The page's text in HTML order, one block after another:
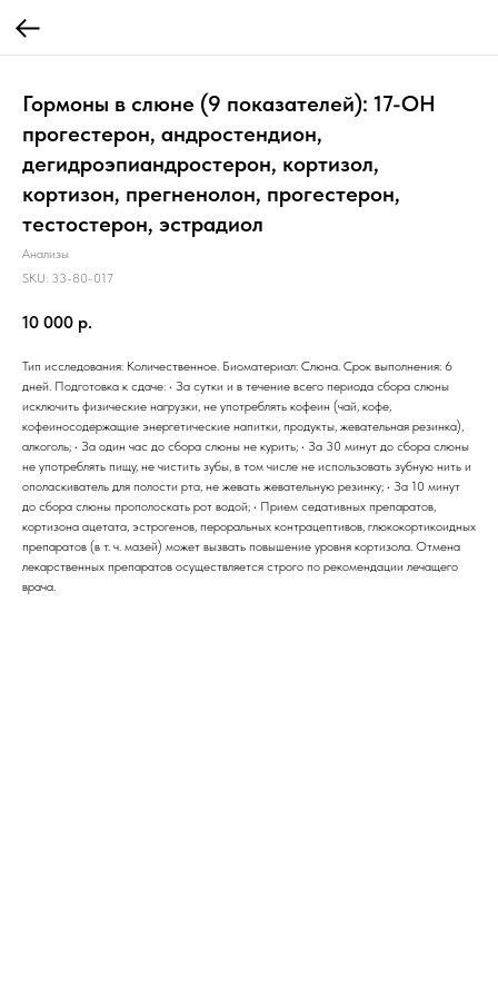
Гормоны в слюне (9 показателей): 17-OH
прогестерон, андростендион,
дегидроэпиандростерон, кортизол,
кортизон, прегненолон, прогестерон,
тестостерон, эстрадиол
Анализы
SKU: 33-80-017
10 000 р.
Тип исследования: Количественное. Биоматериал: Слюна. Срок выполнения: 6
дней. Подготовка к сдаче: • За сутки и в течение всего периода сбора слюны
исключить физические нагрузки, не употреблять кофеин (чай, кофе,
кофеиносодержащие энергетические напитки, продукты, жевательная резинка),
алкоголь; • За один час до сбора слюны не курить; • За 30 минут до сбора слюны
не употреблять пищу, не чистить зубы, в том числе не использовать зубную нить и
ополаскиватель для полости рта, не жевать жевательную резинку; • За 10 минут
до сбора слюны прополоскать рот водой; • Прием седативных препаратов,
кортизона ацетата, эстрогенов, пероральных контрацептивов, глюкокортикоидных
препаратов (в т. ч. мазей) может вызвать повышение уровня кортизола. Отмена
лекарственных препаратов осуществляется строго по рекомендации лечащего
врача.